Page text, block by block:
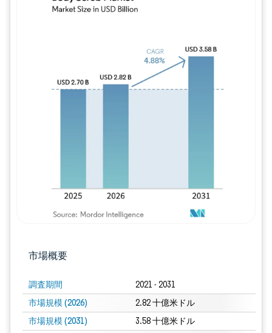
市場概要
調査期間 2021 - 2031
市場規模 (2026) 2.82 十億米ドル
市場規模 (2031) 3.58 十億米ドル